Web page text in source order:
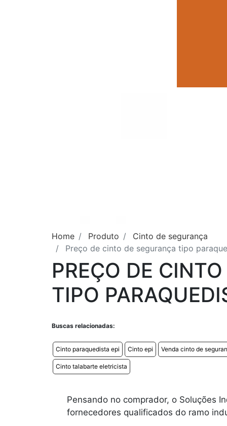
Home Produto
Cinto de segurança
Preço de cinto de segurança tipo
PREÇO DE
TIPO
Buscas relacionadas:
Cinto paraquedista epi Cinto epi Venda cinto de
Cinto talabarte eletricista
Pensando no comprador, o Soluções
fornecedores qualificados do ramo